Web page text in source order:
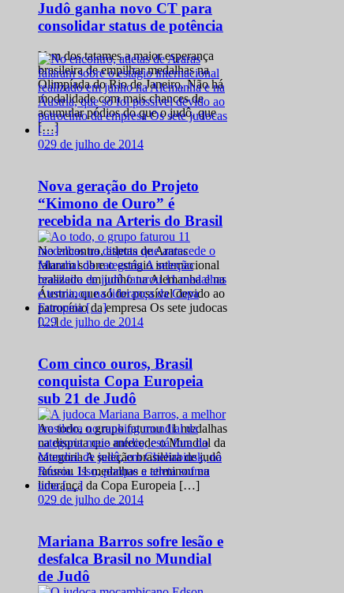
Judô ganha novo CT para
consolidar status de potência
Vem dos tatames a maior esperança
brasileira de empilhar medalhas na
Olimpíada do Rio de Janeiro. Não há
modalidade com mais chances de
acumular pódios do que o judô, que
[…]
029 de julho de 2014
Nova geração do Projeto
“Kimono de Ouro” é
recebida na Arteris do Brasil
No encontro, atletas de Araras
falaram sobre o estágio internacional
realizado em junho na Alemanha e na
Áustria, que só foi possível devido ao
patrocínio da empresa Os sete judocas
[…]
029 de julho de 2014
Com cinco ouros, Brasil
conquista Copa Europeia
sub 21 de Judô
Ao todo, o grupo faturou 11 medalhas
na disputa que antecede o Mundial da
categoria A seleção brasileira de judô
faturou 11 medalhas e terminou na
liderança da Copa Europeia […]
029 de julho de 2014
Mariana Barros sofre lesão e
desfalca Brasil no Mundial
de Judô